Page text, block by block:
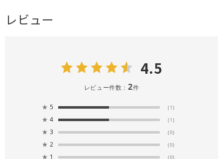
レビュー
4.5
レビュー件数： 2件
★ 5 (1)
★ 4 (1)
★ 3 (0)
★ 2 (0)
★ 1 (0)